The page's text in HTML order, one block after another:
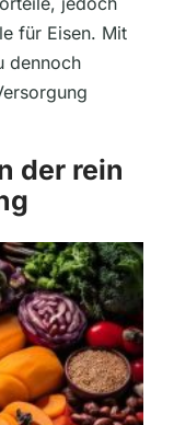
für Eisen. Mit
dennoch
der rein